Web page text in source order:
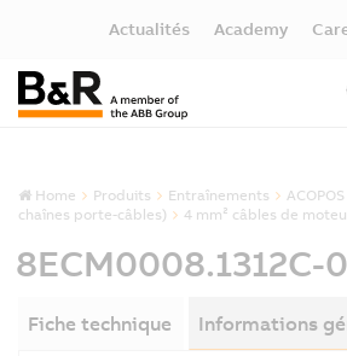
Actualités Academy
Home Produits Entraînements
chaînes porte-câbles)
4 mm² câbles de
8ECM0008.1312C-0
Fiche technique Informations